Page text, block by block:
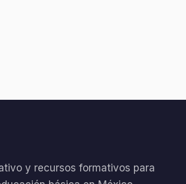
y recursos formativos para